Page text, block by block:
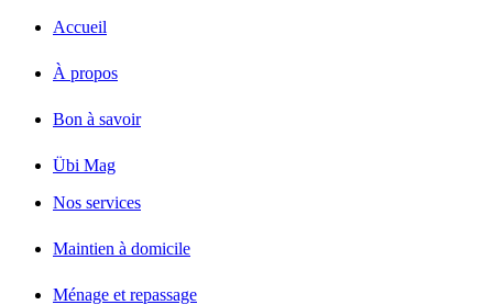
Accueil
À propos
Bon à savoir
Übi Mag
Nos services
Maintien à domicile
Ménage et repassage